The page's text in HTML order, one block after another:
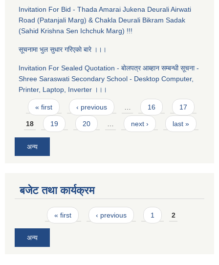
Invitation For Bid - Thada Amarai Jukena Deurali Airwati
Road (Patanjali Marg) & Chakla Deurali Bikram Sadak
(Sahid Krishna Sen Ichchuk Marg) !!!
सूचनामा भुल सुधार गरिएकाे बारे ।।।
Invitation For Sealed Quotation - बाेलपत्र आब्हान सम्बन्धी सूचना -
Shree Saraswati Secondary School - Desktop Computer,
Printer, Laptop, Inverter ।।।
Pages
« first ‹ previous … 16 17
18 19 20 … next › last »
अन्य
बजेट तथा कार्यक्रम
Pages« first ‹ previous 1 2
अन्य